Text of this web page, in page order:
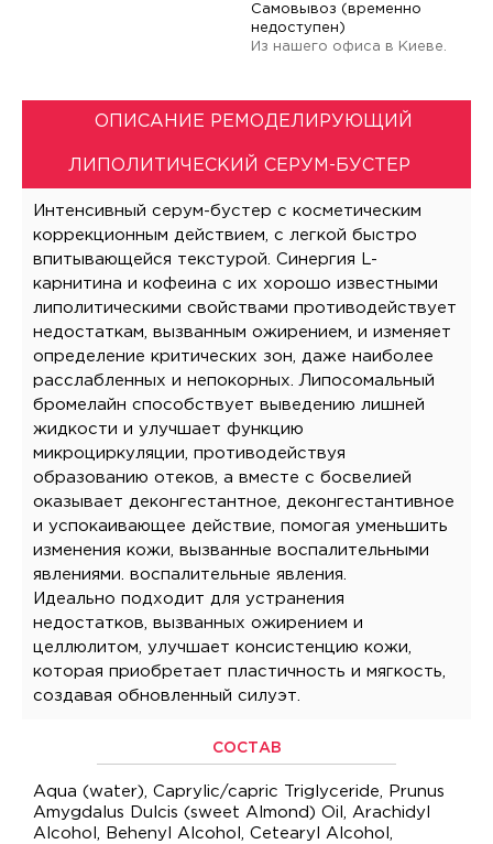
Самовывоз (временно
недоступен)
Из нашего офиса в Киеве.
ОПИСАНИЕ РЕМОДЕЛИРУЮЩИЙ
ЛИПОЛИТИЧЕСКИЙ СЕРУМ-БУСТЕР
Интенсивный серум-бустер с косметическим
коррекционным действием, с легкой быстро
впитывающейся текстурой. Синергия L-
карнитина и кофеина с их хорошо известными
липолитическими свойствами противодействует
недостаткам, вызванным ожирением, и изменяет
определение критических зон, даже наиболее
расслабленных и непокорных. Липосомальный
бромелайн способствует выведению лишней
жидкости и улучшает функцию
микроциркуляции, противодействуя
образованию отеков, а вместе с босвелией
оказывает деконгестантное, деконгестантивное
и успокаивающее действие, помогая уменьшить
изменения кожи, вызванные воспалительными
явлениями. воспалительные явления.
Идеально подходит для устранения
недостатков, вызванных ожирением и
целлюлитом, улучшает консистенцию кожи,
которая приобретает пластичность и мягкость,
создавая обновленный силуэт.
СОСТАВ
Aqua (water), Caprylic/capric Triglyceride, Prunus
Amygdalus Dulcis (sweet Almond) Oil, Arachidyl
Alcohol, Behenyl Alcohol, Cetearyl Alcohol,